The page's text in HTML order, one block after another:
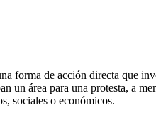
forma de acción directa que
un área para una protesta, a
sociales o económicos.